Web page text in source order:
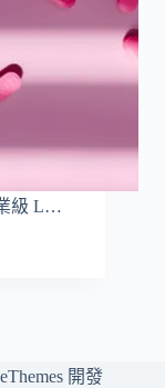
級 L…
開發